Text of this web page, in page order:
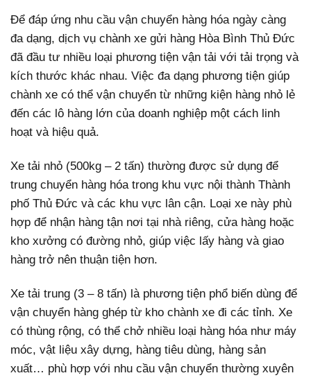
Để đáp ứng nhu cầu vận chuyển hàng hóa ngày càng
đa dạng, dịch vụ chành xe gửi hàng Hòa Bình Thủ Đức
đã đầu tư nhiều loại phương tiện vận tải với tải trọng và
kích thước khác nhau. Việc đa dạng phương tiện giúp
chành xe có thể vận chuyển từ những kiện hàng nhỏ lẻ
đến các lô hàng lớn của doanh nghiệp một cách linh
hoạt và hiệu quả.
Xe tải nhỏ (500kg – 2 tấn) thường được sử dụng để
trung chuyển hàng hóa trong khu vực nội thành Thành
phố Thủ Đức và các khu vực lân cận. Loại xe này phù
hợp để nhận hàng tận nơi tại nhà riêng, cửa hàng hoặc
kho xưởng có đường nhỏ, giúp việc lấy hàng và giao
hàng trở nên thuận tiện hơn.
Xe tải trung (3 – 8 tấn) là phương tiện phổ biến dùng để
vận chuyển hàng ghép từ kho chành xe đi các tỉnh. Xe
có thùng rộng, có thể chở nhiều loại hàng hóa như máy
móc, vật liệu xây dựng, hàng tiêu dùng, hàng sản
xuất… phù hợp với nhu cầu vận chuyển thường xuyên